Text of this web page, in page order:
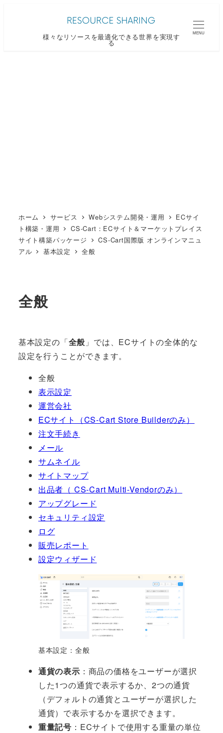
様々なリソースを最適化できる世界を実現す
る
MENU
ホーム サービス Webシステム開発・運用
ECサイ
ト構築・運用
CS-Cart：ECサイト＆マーケットプレイス
サイト構築パッケージ
CS-Cart国際版 オンラインマニュ
アル
基本設定 全般
全般
基本設定の「全般 」では、ECサイトの全体的な
設定を行うことができます。
全般
表示設定
運営会社
ECサイト（CS-Cart Store Builderのみ）
注文手続き
メール
サムネイル
サイトマップ
出品者（ CS-Cart Multi-Vendorのみ）
アップグレード
セキュリティ設定
ログ
販売レポート
設定ウィザード
基本設定：全般
通貨の表示 ：商品の価格をユーザーが選択
した1つの通貨で表示するか、2つの通貨
（デフォルトの通貨とユーザーが選択した
通貨）で表示するかを選択できます。
重量記号 ：ECサイトで使用する重量の単位